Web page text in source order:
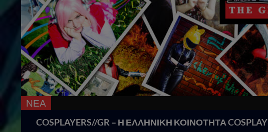
ΝΕΑ
COSPLAYERS//GR – Η ΕΛΛΗΝΙΚΗ ΚΟΙΝΟΤΗΤΑ COSPLAY